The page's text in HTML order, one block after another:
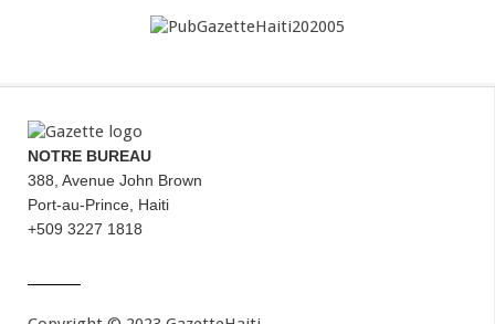
NOTRE BUREAU
388, Avenue John Brown
Port-au-Prince, Haiti
+509 3227 1818